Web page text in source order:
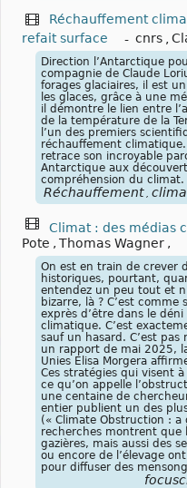
Réchauffement
refait surface
- cnrs ,
Direction l’Antarctique
compagnie de Claude
forages glaciaires, il est
les glaces, grâce à une
il démontre le lien entre
de la température de la
l’un des premiers
réchauffement
retrace son incroyable
Antarctique aux
compréhension du climat.
Réchauffement ,
Climat : des médias
Pote , Thomas Wagner ,
On est en train de crever
historiques, pourtant,
entendez un peu tout et
bizarre, là ? C’est
exprès d’être dans le
climatique. C’est
sauf un hasard. C’est pas
un rapport de mai 2025,
Unies Elisa Morgera
Ces stratégies qui visent
ce qu’on appelle
une centaine de
entier publient un des
(« Climate Obstruction : a
recherches montrent que
gazières, mais aussi des
ou encore de l’élevage
pour diffuser des